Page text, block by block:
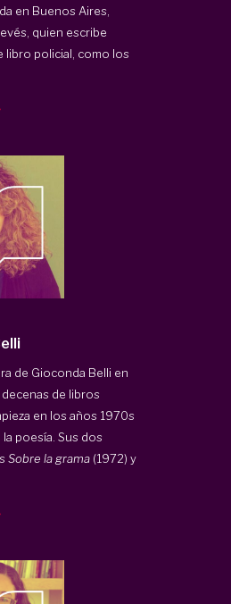
en Buenos Aires,
quien escribe
libro policial, como los
de Gioconda Belli en
de libros
en los años 1970s
poesía. Sus dos
Sobre la grama (1972) y